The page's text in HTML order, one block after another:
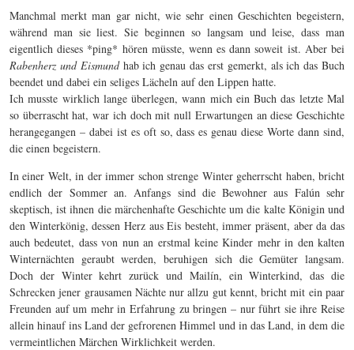
Manchmal merkt man gar nicht, wie sehr einen Geschichten begeistern,
während man sie liest. Sie beginnen so langsam und leise, dass man
eigentlich dieses *ping* hören müsste, wenn es dann soweit ist. Aber bei
Rabenherz und Eismund hab ich genau das erst gemerkt, als ich das Buch
beendet und dabei ein seliges Lächeln auf den Lippen hatte.
Ich musste wirklich lange überlegen, wann mich ein Buch das letzte Mal
so überrascht hat, war ich doch mit null Erwartungen an diese Geschichte
herangegangen – dabei ist es oft so, dass es genau diese Worte dann sind,
die einen begeistern.
In einer Welt, in der immer schon strenge Winter geherrscht haben, bricht
endlich der Sommer an. Anfangs sind die Bewohner aus Falún sehr
skeptisch, ist ihnen die märchenhafte Geschichte um die kalte Königin und
den Winterkönig, dessen Herz aus Eis besteht, immer präsent, aber da das
auch bedeutet, dass von nun an erstmal keine Kinder mehr in den kalten
Winternächten geraubt werden, beruhigen sich die Gemüter langsam.
Doch der Winter kehrt zurück und Mailín, ein Winterkind, das die
Schrecken jener grausamen Nächte nur allzu gut kennt, bricht mit ein paar
Freunden auf um mehr in Erfahrung zu bringen – nur führt sie ihre Reise
allein hinauf ins Land der gefrorenen Himmel und in das Land, in dem die
vermeintlichen Märchen Wirklichkeit werden.